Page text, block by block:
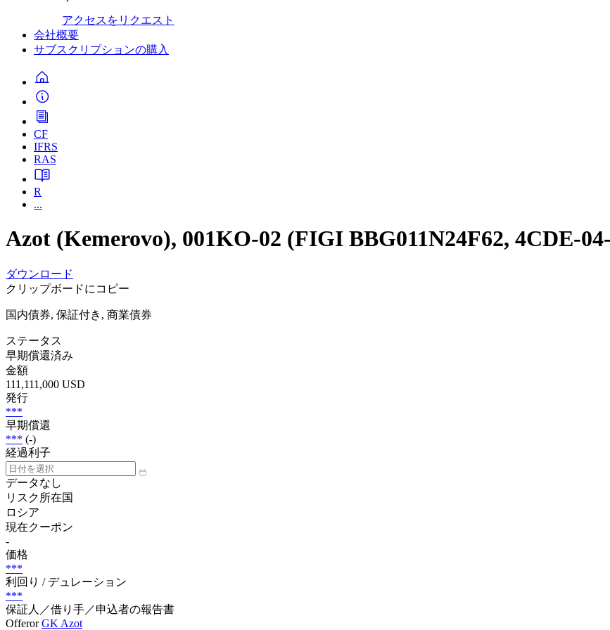
アクセスをリクエスト
会社概要
サブスクリプションの購入
CF
IFRS
RAS
R
...
Azot (Kemerovo), 001KO-02 (FIGI BBG011N24F62, 4CDE-
ダウンロード
クリップボードにコピー
国内債券, 保証付き, 商業債券
ステータス
早期償還済み
金額
111,111,000 USD
発行
***
早期償還
*** (-)
経過利子
データなし
リスク所在国
ロシア
現在クーポン
-
価格
***
利回り / デュレーション
***
保証人／借り手／申込者の報告書
Offeror GK Azot